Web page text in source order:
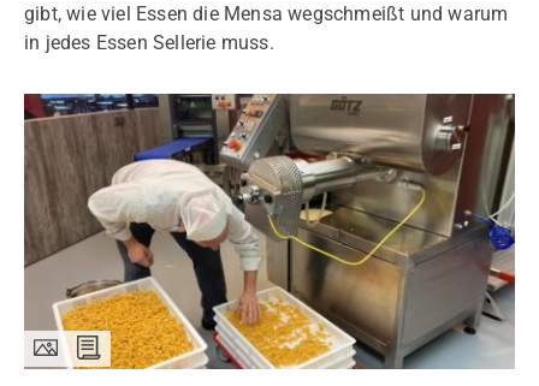
gibt, wie viel Essen die Mensa wegschmeißt und warum
in jedes Essen Sellerie muss.